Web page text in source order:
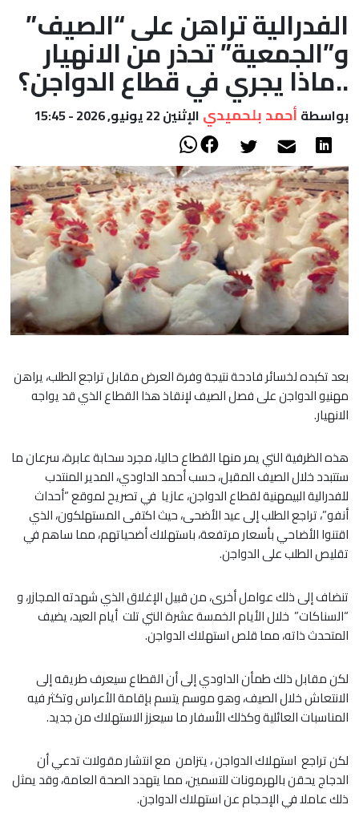
الصحراء
الفدرالية تراهن على “الصيف”
و”الجمعية” تحذر من الانهيار
..ماذا يجري في قطاع الدواجن؟
بواسطة أحمد بلحميدي الإثنين 22 يونيو, 2026 - 15:45
بعد تكبده لخسائر فادحة نتيجة وفرة العرض مقابل تراجع الطلب، يراهن
مهنيو الدواجن على فصل الصيف لإنقاذ هذا القطاع الذي قد يواجه
الانهيار.
هذه الظرفية التي يمر منها القطاع حاليا، مجرد سحابة عابرة، سرعان ما
ستتبدد خلال الصيف المقبل، حسب أحمد الداودي، المدير المنتدب
للفدرالية البيمهنية لقطاع الدواجن، عازيا في تصريح لموقع “أحداث
أنفو”، تراجع الطلب إلى عيد الأضحى، حيث اكتفى المستهلكون، الذي
اقتنوا الأضاحي بأسعار مرتفعة، باستهلاك أضحياتهم، مما ساهم في
تقليص الطلب على الدواجن.
تنضاف إلى ذلك عوامل أخرى، من قبيل الإغلاق الذي شهدته المجازر، و
“السناكات” خلال الأيام الخمسة عشرة التي تلت أيام العيد، يضيف
المتحدث ذاته، مما قلص استهلاك الدواجن.
لكن مقابل ذلك طمأن الداودي إلى أن القطاع سيعرف طريقه إلى
الانتعاش خلال الصيف، وهو موسم يتسم بإقامة الأعراس وتكثر فيه
المناسبات العائلية وكذلك الأسفار ما سيعزز الاستهلاك من جديد.
لكن تراجع استهلاك الدواجن ، يتزامن مع انتشار مقولات تدعي أن
الدجاج يحقن بالهرمونات للتسمين، مما يتهدد الصحة العامة، وقد يمثل
ذلك عاملا في الإحجام عن استهلاك الدواجن.